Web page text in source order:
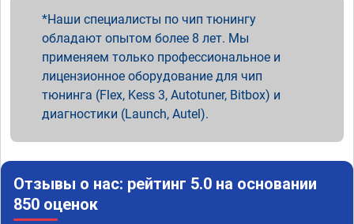
Наши специалисты по чип тюнингу
обладают опытом более 8 лет. Мы
применяем только профессиональное и
лицензионное оборудование для чип
тюнинга (Flex, Kess 3, Autotuner, Bitbox) и
диагностики (Launch, Autel).
Отзывы о нас: рейтинг 5.0 на основании
850 оценок